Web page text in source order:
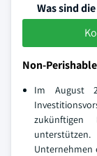
Was sind
Non-
Im August
zukünftigen
Unternehmen